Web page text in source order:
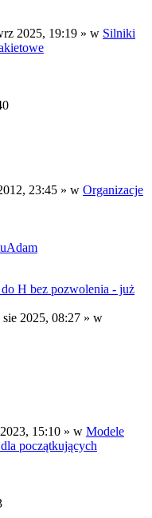
2025, 19:19 » w Silniki
23:45 » w Organizacje
H bez pozwolenia - już
sie 2025, 08:27 » w
15:10 » w Modele
początkujących